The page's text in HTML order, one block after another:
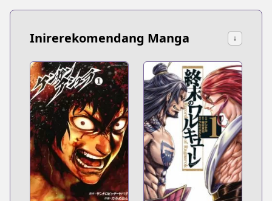
Inirerekomendang Manga ↓